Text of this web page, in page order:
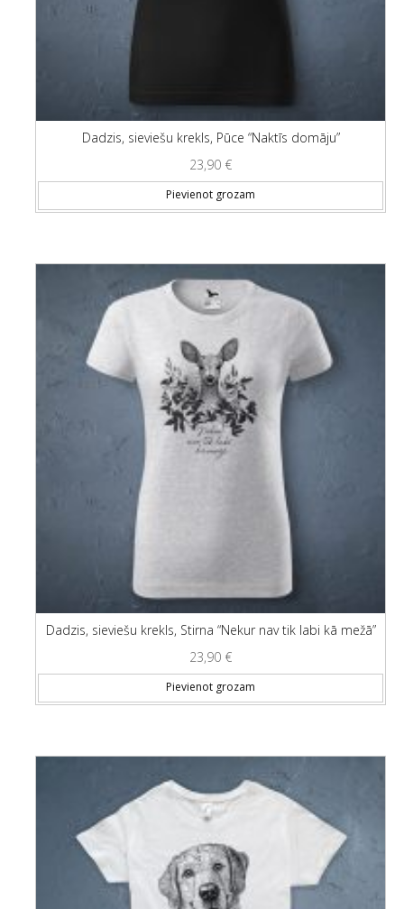
Dadzis, sieviešu krekls, Pūce “Naktīs domāju”
23,90 €
Pievienot grozam
Dadzis, sieviešu krekls, Stirna “Nekur nav tik labi kā mežā”
23,90 €
Pievienot grozam